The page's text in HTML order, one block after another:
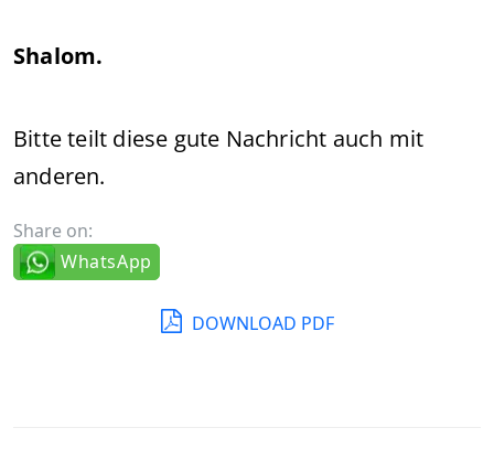
Shalom.
Bitte teilt diese gute Nachricht auch mit
anderen.
Share on:
WhatsApp
DOWNLOAD PDF